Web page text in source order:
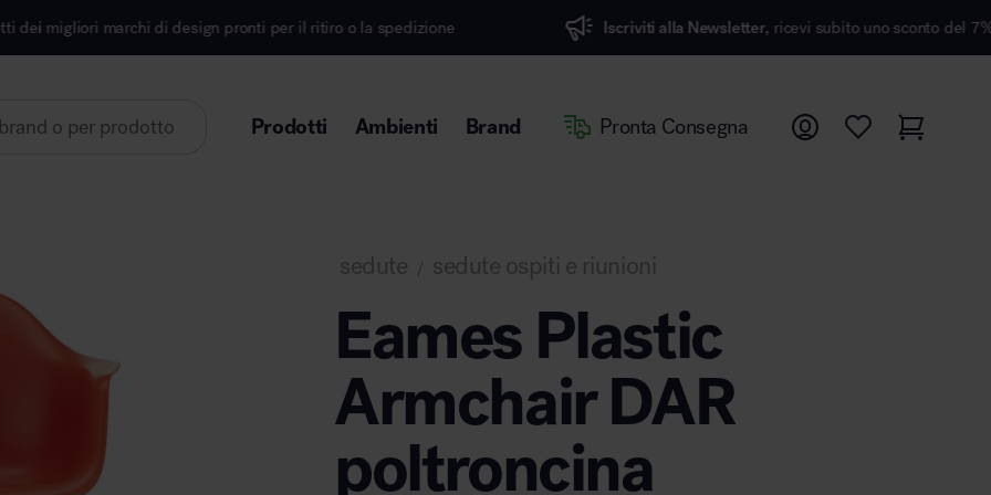
di design pronti per il ritiro o la spedizione Iscriviti alla Newsletter, ricevi subito uno sconto del 7%
Prodotti Ambienti Brand Pronta Consegna
Area direzionale
sedute sedute ospiti e riunioni
Eames Plastic
Armchair DAR
poltroncina